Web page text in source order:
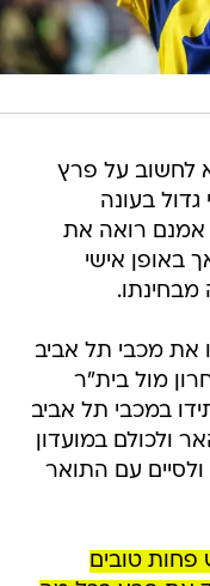
לחשוב על פרץ
בעונה
אמנם רואה את
באופן אישי
את מכבי תל אביב
מול בית"ר
במכבי תל אביב
ולכולם במועדון
עם התואר
פחות טובים